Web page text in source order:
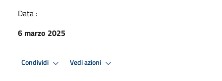
Data :
6 marzo 2025
Condividi Vedi azioni